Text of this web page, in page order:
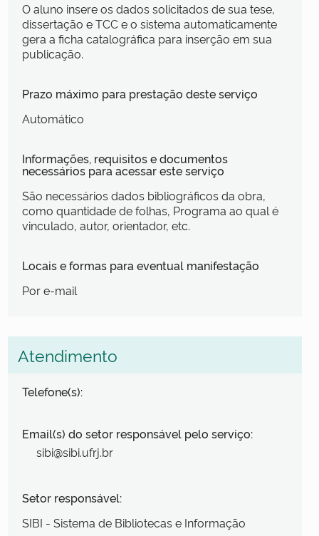
O aluno insere os dados solicitados de sua tese,
dissertação e TCC e o sistema automaticamente
gera a ficha catalográfica para inserção em sua
publicação.
Prazo máximo para prestação deste serviço
Automático
Informações, requisitos e documentos
necessários para acessar este serviço
São necessários dados bibliográficos da obra,
como quantidade de folhas, Programa ao qual é
vinculado, autor, orientador, etc.
Locais e formas para eventual manifestação
Por e-mail
Atendimento
Telefone(s):
Email(s) do setor responsável pelo serviço:
sibi@sibi.ufrj.br
Setor responsável:
SIBI - Sistema de Bibliotecas e Informação